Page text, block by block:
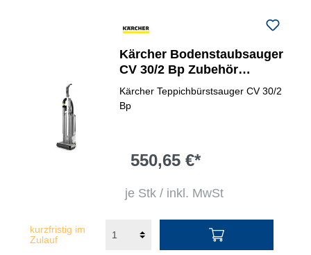
Kärcher Bodenstaubsauger
CV 30/2 Bp Zubehör
erforderlich
Kärcher Teppichbürstsauger CV 30/2
Bp
550,65 €*
je Stk / inkl. MwSt
kurzfristig im
Zulauf